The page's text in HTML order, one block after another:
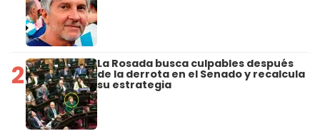
2 La Rosada busca culpables después
de la derrota en el Senado y recalcula
su estrategia